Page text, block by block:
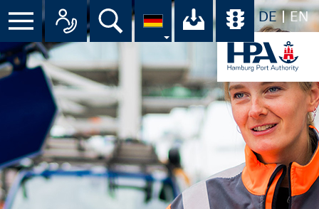
DE EN
Menü Alle Ansprechpartner im
Suche Ihr Download-